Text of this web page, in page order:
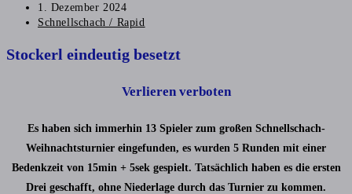
1. Dezember 2024
Schnellschach / Rapid
Stockerl eindeutig besetzt
Verlieren verboten
Es haben sich immerhin 13 Spieler zum großen Schnellschach-
Weihnachtsturnier eingefunden, es wurden 5 Runden mit einer
Bedenkzeit von 15min + 5sek gespielt. Tatsächlich haben es die ersten
Drei geschafft, ohne Niederlage durch das Turnier zu kommen.